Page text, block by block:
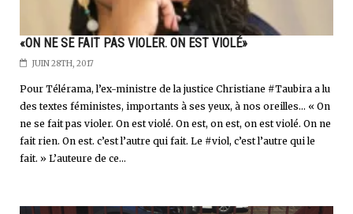
«ON NE SE FAIT PAS VIOLER. ON EST VIOLÉ»
JUIN 28TH, 2017
Pour Télérama, l’ex-ministre de la justice Christiane #Taubira a lu
des textes féministes, importants à ses yeux, à nos oreilles… « On
ne se fait pas violer. On est violé. On est, on est, on est violé. On ne
fait rien. On est. c’est l’autre qui fait. Le #viol, c’est l’autre qui le
fait. » L’auteure de ce...